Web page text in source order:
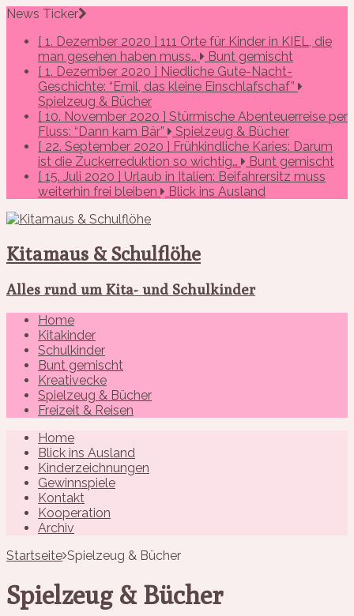
News Ticker
[ 1. Dezember 2020 ] 111 Orte für Kinder in KIEL, die
man gesehen haben muss…
Bunt gemischt
[ 1. Dezember 2020 ] Niedliche Gute-Nacht-
Geschichte: “Emil, das kleine Einschlafschaf”
Spielzeug & Bücher
[ 10. November 2020 ] Stürmische Abenteuerreise per
Fluss: “Dann kam Bär”
Spielzeug & Bücher
[ 22. September 2020 ] Frühkindliche Karies: Darum
ist die Zuckerreduktion so wichtig…
Bunt gemischt
[ 15. Juli 2020 ] Urlaub in Italien: Beifahrersitz muss
weiterhin frei bleiben
Blick ins Ausland
Kitamaus & Schulflöhe
Alles rund um Kita- und Schulkinder
Home
Kitakinder
Schulkinder
Bunt gemischt
Kreativecke
Spielzeug & Bücher
Freizeit & Reisen
Home
Blick ins Ausland
Kinderzeichnungen
Gewinnspiele
Kontakt
Kooperation
Archiv
Startseite Spielzeug & Bücher
Spielzeug & Bücher